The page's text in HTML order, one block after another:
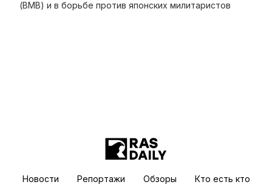
(ВМВ) и в борьбе против японских милитаристов
Новости Репортажи Обзоры Кто есть кто